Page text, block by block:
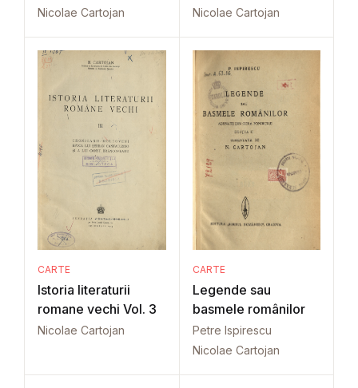
Nicolae Cartojan Nicolae Cartojan
CARTE
Istoria literaturii
romane vechi Vol. 3
Nicolae Cartojan
CARTE
Legende sau
basmele românilor
Petre Ispirescu
Nicolae Cartojan